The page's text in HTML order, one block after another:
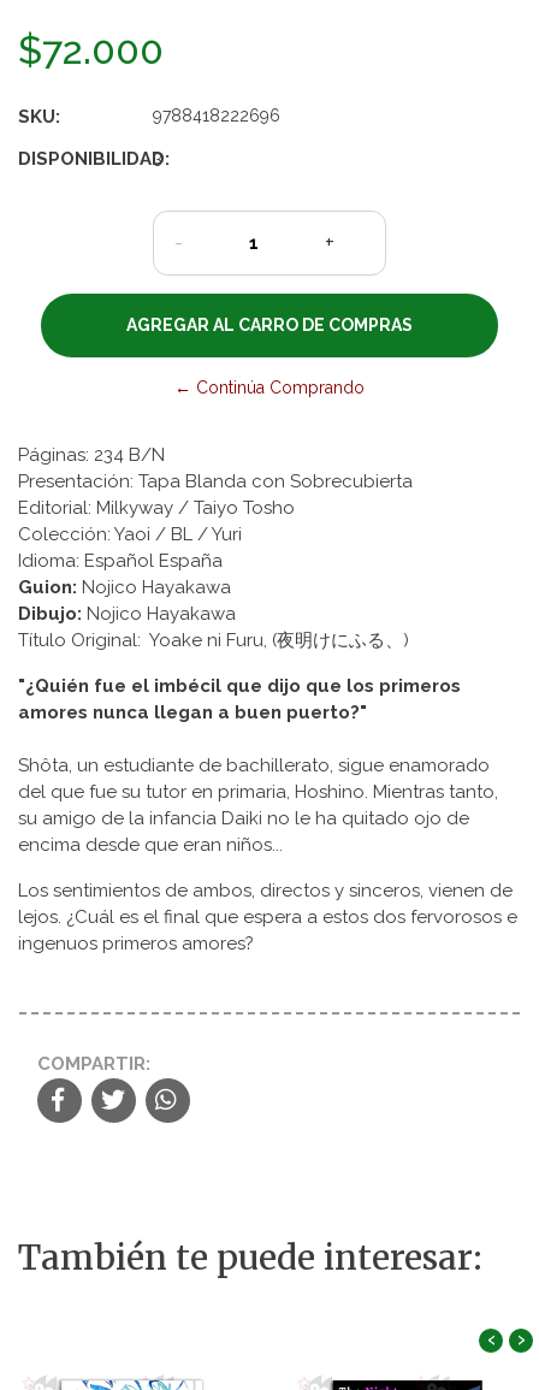
$72.000
SKU: 9788418222696
DISPONIBILIDAD:
3
- +
← Continúa Comprando
Páginas: 234 B/N
Presentación: Tapa Blanda con Sobrecubierta
Editorial: Milkyway / Taiyo Tosho
Colección: Yaoi / BL / Yuri
Idioma: Español España
Guion: Nojico Hayakawa
Dibujo: Nojico Hayakawa
Título Original: Yoake ni Furu, (夜明けにふる、)
"¿Quién fue el imbécil que dijo que los primeros
amores nunca llegan a buen puerto?"
Shôta, un estudiante de bachillerato, sigue enamorado
del que fue su tutor en primaria, Hoshino. Mientras tanto,
su amigo de la infancia Daiki no le ha quitado ojo de
encima desde que eran niños...
Los sentimientos de ambos, directos y sinceros, vienen de
lejos. ¿Cuál es el final que espera a estos dos fervorosos e
ingenuos primeros amores?
COMPARTIR:
También te puede interesar:
‹ ›